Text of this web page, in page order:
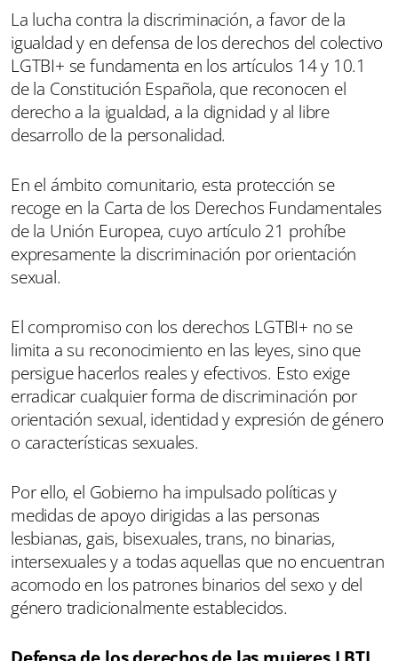
La lucha contra la discriminación, a favor de la
igualdad y en defensa de los derechos del colectivo
LGTBI+ se fundamenta en los artículos 14 y 10.1
de la Constitución Española, que reconocen el
derecho a la igualdad, a la dignidad y al libre
desarrollo de la personalidad.
En el ámbito comunitario, esta protección se
recoge en la Carta de los Derechos Fundamentales
de la Unión Europea, cuyo artículo 21 prohíbe
expresamente la discriminación por orientación
sexual.
El compromiso con los derechos LGTBI+ no se
limita a su reconocimiento en las leyes, sino que
persigue hacerlos reales y efectivos. Esto exige
erradicar cualquier forma de discriminación por
orientación sexual, identidad y expresión de género
o características sexuales.
Por ello, el Gobierno ha impulsado políticas y
medidas de apoyo dirigidas a las personas
lesbianas, gais, bisexuales, trans, no binarias,
intersexuales y a todas aquellas que no encuentran
acomodo en los patrones binarios del sexo y del
género tradicionalmente establecidos.